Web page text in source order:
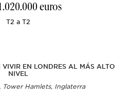
euros
T2 a T2
EN LONDRES AL MÁS ALTO
NIVEL
Tower Hamlets, Inglaterra